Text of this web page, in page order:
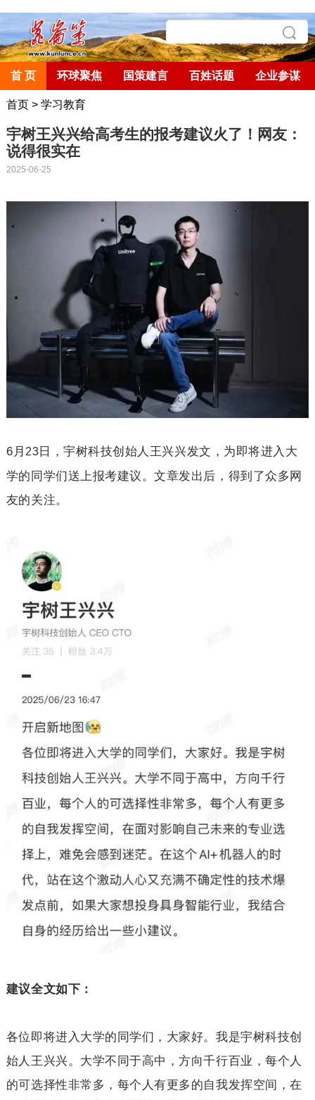
首 页 环球聚焦 国策建言 百姓话题 企业参谋
首页> 学习教育
宇树王兴兴给高考生的报考建议火了！网友：
说得很实在
2025-06-25
6 月23 日，宇树科技创始人王兴兴发文，为即将进入大
学的同学们送上报考建议。文章发出后，得到了众多网
友的关注。
建议全文如下：
各位即将进入大学的同学们，大家好。我是宇树科技创
始人王兴兴。大学不同于高中，方向千行百业，每个人
的可选择性非常多，每个人有更多的自我发挥空间，在